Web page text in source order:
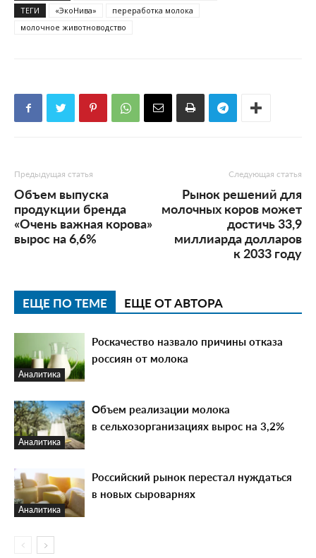
ТЕГИ
«ЭкоНива»
переработка молока
молочное животноводство
Предыдущая статья
Объем выпуска
продукции бренда
«Очень важная корова»
вырос на 6,6%
Следующая статья
Рынок решений для
молочных коров может
достичь 33,9
миллиарда долларов
к 2033 году
ЕЩЕ ПО ТЕМЕ ЕЩЕ ОТ АВТОРА
Аналитика
Роскачество назвало причины отказа
россиян от молока
Аналитика
Объем реализации молока
в сельхозорганизациях вырос на 3,2%
Аналитика
Российский рынок перестал нуждаться
в новых сыроварнях